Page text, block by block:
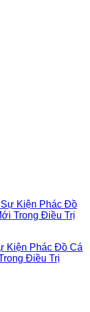
Kiện Phác Đồ Cá
Điều Trị